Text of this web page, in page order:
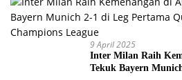
9 April 2025
Inter Milan Raih
Tekuk Bayern